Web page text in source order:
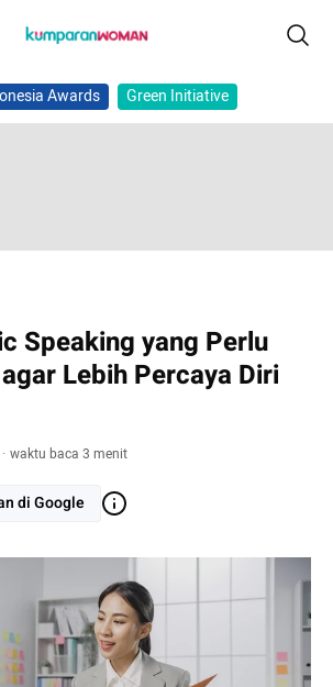
Awards Green Initiative
Speaking yang Perlu
Lebih Percaya Diri
· waktu baca 3 menit
di Google